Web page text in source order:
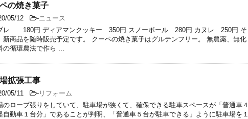
の焼き菓子
05/12 -ニュース
レ 180円 ディアマンクッキー 350円 スノーボール 280円 カヌレ 250円 そ
新商品を随時販売予定です。 クーペの焼き菓子はグルテンフリー。 無農薬、無化
の循環農法で作ら ...
拡張工事
05/11 - リフォーム
のロープ張りをしていて、駐車場が狭くて、確保できる駐車スペースが「普通車４
自動車１台分」であることが判明、「普通車５台が駐車できる」ように駐車場を１